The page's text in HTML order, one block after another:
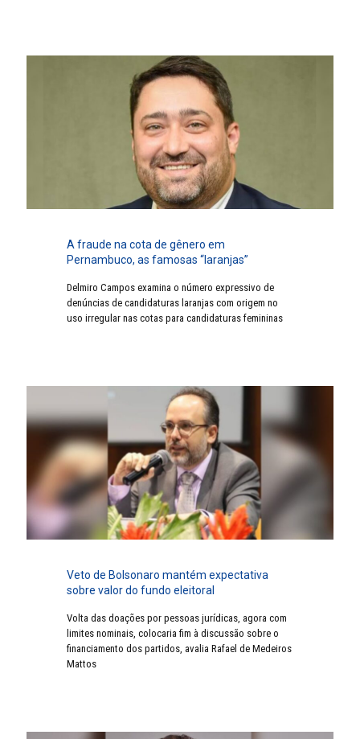
A fraude na cota de gênero em
Pernambuco, as famosas “laranjas”
Delmiro Campos examina o número expressivo de
denúncias de candidaturas laranjas com origem no
uso irregular nas cotas para candidaturas femininas
Veto de Bolsonaro mantém expectativa
sobre valor do fundo eleitoral
Volta das doações por pessoas jurídicas, agora com
limites nominais, colocaria fim à discussão sobre o
financiamento dos partidos, avalia Rafael de Medeiros
Mattos